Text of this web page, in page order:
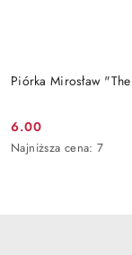
Piórka Mirosław
Cena
promocyjna:
6.00
Najniższa
Najniższa cena: 7